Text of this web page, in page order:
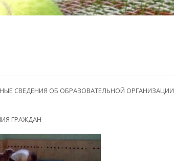
СВЕДЕНИЯ ОБ ОБРАЗОВАТЕЛЬНОЙ ОРГАНИЗАЦИИ
ГРАЖДАН